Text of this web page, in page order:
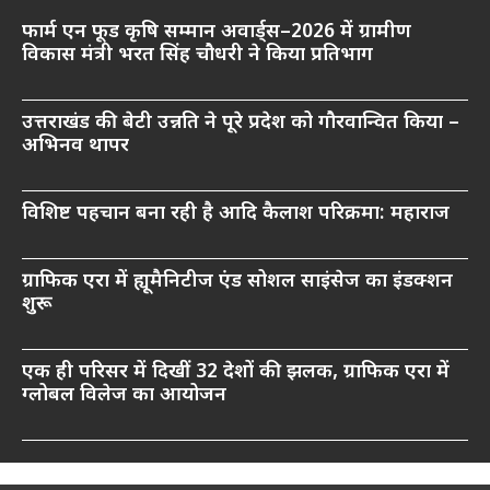
फार्म एन फूड कृषि सम्मान अवार्ड्स–2026 में ग्रामीण
विकास मंत्री भरत सिंह चौधरी ने किया प्रतिभाग
उत्तराखंड की बेटी उन्नति ने पूरे प्रदेश को गौरवान्वित किया –
अभिनव थापर
विशिष्ट पहचान बना रही है आदि कैलाश परिक्रमा: महाराज
ग्राफिक एरा में ह्यूमैनिटीज एंड सोशल साइंसेज का इंडक्शन
शुरू
एक ही परिसर में दिखीं 32 देशों की झलक, ग्राफिक एरा में
ग्लोबल विलेज का आयोजन